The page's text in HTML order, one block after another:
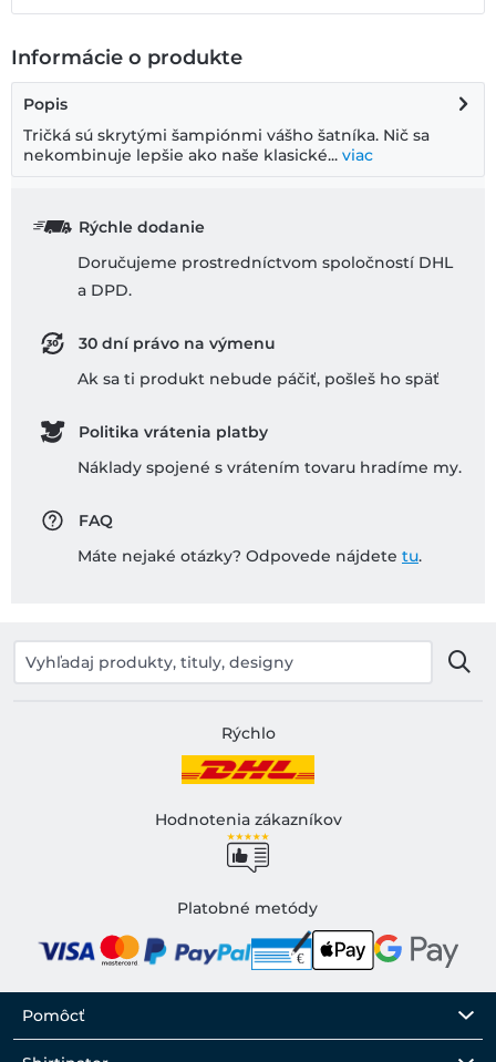
Informácie o produkte
Popis
Tričká sú skrytými šampiónmi vášho šatníka. Nič sa
nekombinuje lepšie ako naše klasické... viac
Rýchle dodanie
Doručujeme prostredníctvom spoločností DHL
a DPD.
30 dní právo na výmenu
Ak sa ti produkt nebude páčiť, pošleš ho späť
Politika vrátenia platby
Náklady spojené s vrátením tovaru hradíme my.
FAQ
Máte nejaké otázky? Odpovede nájdete tu.
Rýchlo
Hodnotenia zákazníkov
Platobné metódy
Pomôcť